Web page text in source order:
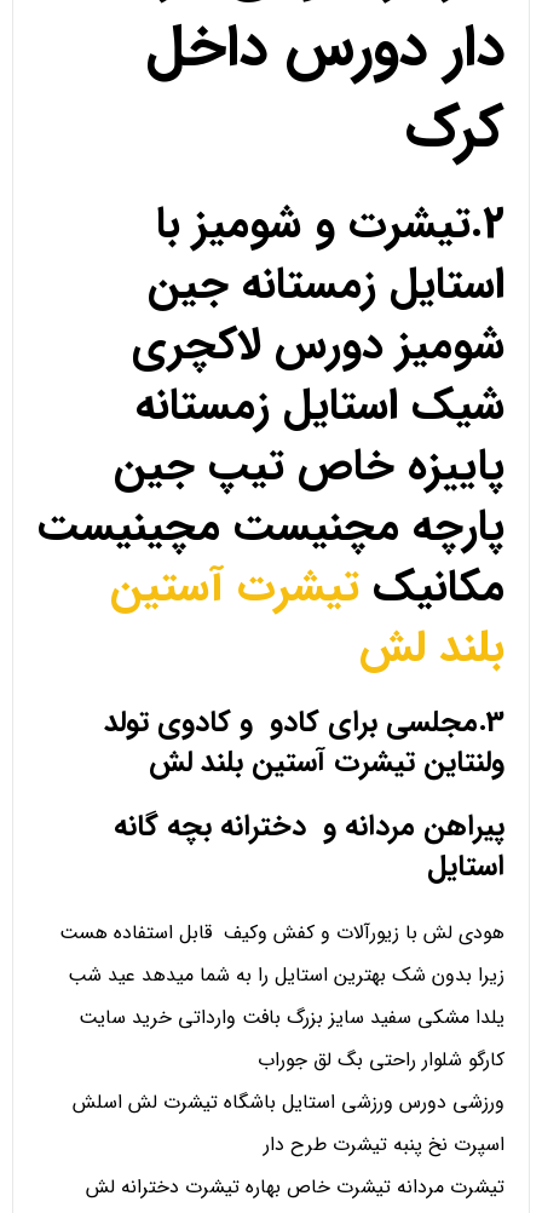
دار دورس داخل
کرک
2.تیشرت و شومیز با
استایل زمستانه جین
شومیز دورس لاکچری
شیک استایل زمستانه
پاییزه خاص تیپ جین
پارچه مچنیست مچینیست
مکانیک تیشرت آستین
بلند لش
3.مجلسی برای کادو و کادوی تولد
ولنتاین تیشرت آستین بلند لش
پیراهن مردانه و دخترانه بچه گانه
استایل
هودی لش با زیورآلات و کفش وکیف قابل استفاده هست
زیرا بدون شک بهترین استایل را به شما میدهد عید شب
یلدا مشکی سفید سایز بزرگ بافت وارداتی خرید سایت
کارگو شلوار راحتی بگ لق جوراب
ورزشی دورس ورزشی استایل باشگاه تیشرت لش اسلش
اسپرت نخ پنبه تیشرت طرح دار
تیشرت مردانه تیشرت خاص بهاره تیشرت دخترانه لش